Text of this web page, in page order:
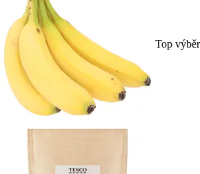
Top výběr